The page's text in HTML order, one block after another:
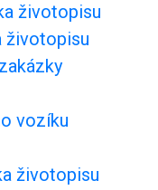
životopisu
životopisu
vozíku
životopisu